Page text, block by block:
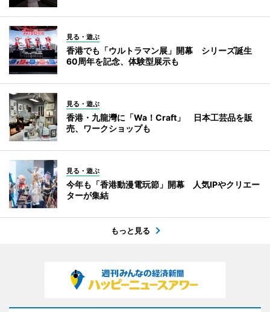
見る・遊ぶ
香港でも「ウルトラマン展」開幕 シリーズ誕生
60周年を記念、体験型展示も
見る・遊ぶ
香港・九龍灣に「Wa！Craft」 日本工芸品を販
売、ワークショップも
見る・遊ぶ
今年も「香港動漫電玩節」開幕 人気IPやクリエー
ターが集結
もっと見る